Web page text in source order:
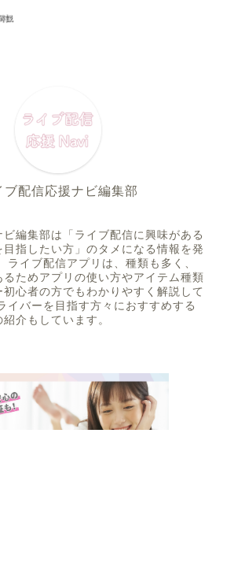
ブ配信応援ナビ編集部
編集部は「ライブ配信に興味がある
指したい方」のタメになる情報を発
ライブ配信アプリは、種類も多く、
ためアプリの使い方やアイテム種類
心者の方でもわかりやすく解説して
イバーを目指す方々におすすめする
介もしています。